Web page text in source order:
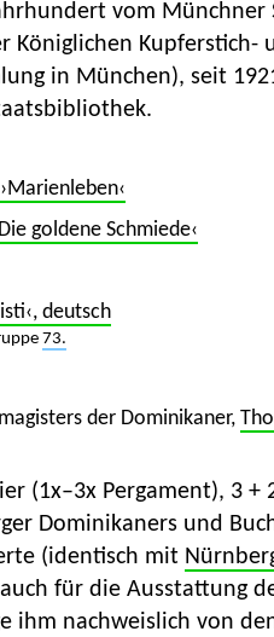
vom
Königlichen Kupferstich-
in München), seit
goldene Schmiede‹
deutsch
73.
der Dominikaner,
(1x–3x Pergament), 3 +
Dominikaners und
(identisch mit
für die Ausstattung
ihm nachweislich von